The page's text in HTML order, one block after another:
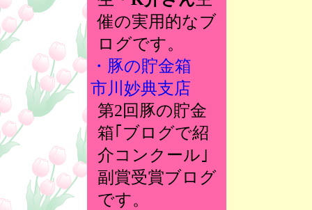
催の実用的なブ
ログです。
・豚の貯金箱
市川妙典支店
第2回豚の貯金
箱｢ブログで紹
介コンクール｣
副賞受賞ブログ
です。